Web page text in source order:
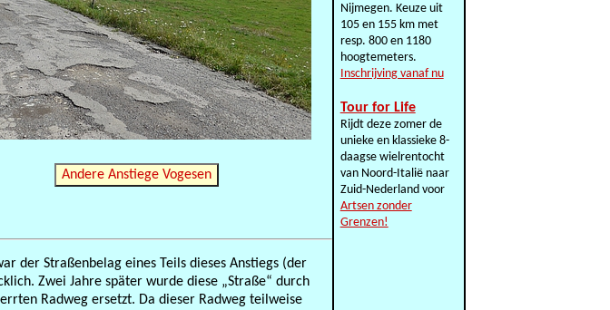
Andere Anstiege Vogesen
der Straßenbelag eines Teils dieses Anstiegs (der
Zwei Jahre später wurde diese „Straße“ durch
Radweg ersetzt. Da dieser Radweg teilweise
Nijmegen. Keuze uit
105 en 155 km met
resp. 800 en 1180
hoogtemeters.
Inschrijving vanaf nu
Tour for Life
Rijdt deze zomer de
unieke en klassieke 8-
daagse wielrentocht
van Noord-Italië naar
Zuid-Nederland voor
Artsen zonder
Grenzen!